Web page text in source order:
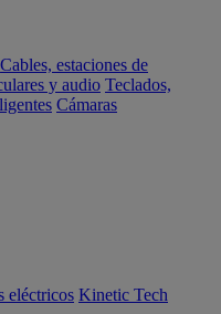
Cables, estaciones de
y audio Teclados,
Cámaras
eléctricos Kinetic Tech